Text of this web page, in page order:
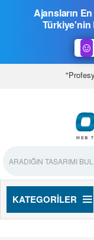
Ajansların
Türkiye'nin
KATEGORILER